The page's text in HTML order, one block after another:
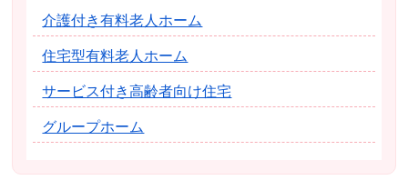
介護付き有料老人ホーム
住宅型有料老人ホーム
サービス付き高齢者向け住宅
グループホーム